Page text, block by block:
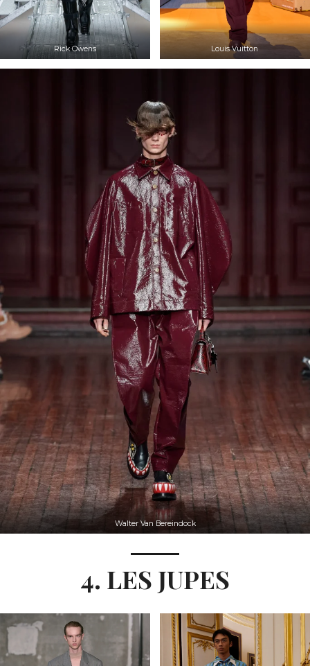
Rick Owens Louis Vuitton
Walter Van Bereindock
4. LES JUPES